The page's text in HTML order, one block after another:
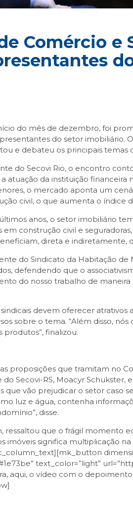
Comércio
do mês de dezembro, foi
do setor imobiliário.
e debateu os principais
do Secovi Rio, o encontro
atuação da instituição
o mercado aponta um
civil, o que aumenta o índice
anos, o setor imobiliário
em construção civil e
direta e indiretamente,
do Sindicato da Habitação de
defendendo que o
do nosso trabalho de
devem oferecer
sobre o tema. “Além disso,
produtos”, finalizou.
proposições que tramitam no
Secovi-RS, Moacyr
que vão prejudicar o setor caso
luz e água, contenha
disse.
ressaltou que o frágil momento
imóveis significa multiplicação
text_color=”light”
aqui, o vídeo com o